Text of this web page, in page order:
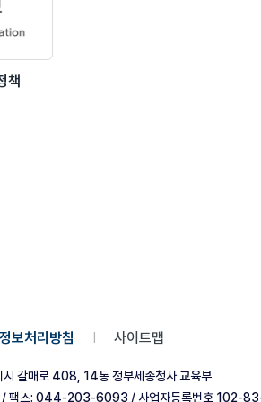
책
보처리방침 사이트맵
갈매로 408, 14동 정부세종청사 교육부
팩스: 044-203-6093 / 사업자등록번호 102-